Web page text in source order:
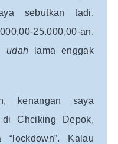
sebutkan tadi.
25.000,00-an.
udah
lama enggak
kenangan saya
Chciking Depok,
Kalau